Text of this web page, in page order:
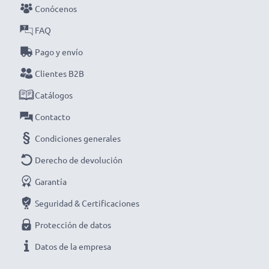
cargador inteligente y compacto con pantalla LCD de
CELLONIC. ¡Haz tu pedido ahora con entrega rápida y
garantía de 3 años!
Conócenos
FAQ
Pago y envío
Clientes B2B
Catálogos
Contacto
Condiciones generales
Derecho de devolución
Garantía
Seguridad & Certificaciones
Protección de datos
Datos de la empresa